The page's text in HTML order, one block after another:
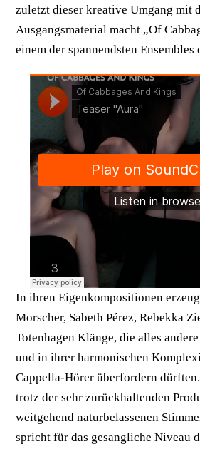
zuletzt dieser kreative Umgang mit
Ausgangsmaterial macht „Of
einem der spannendsten Ensembles
In ihren Eigenkompositionen
Morscher, Sabeth Pérez, Rebekka
Totenhagen Klänge, die alles
und in ihrer harmonischen
Cappella-Hörer überfordern
trotz der sehr zurückhaltenden
weitgehend naturbelassenen
spricht für das gesangliche Niveau